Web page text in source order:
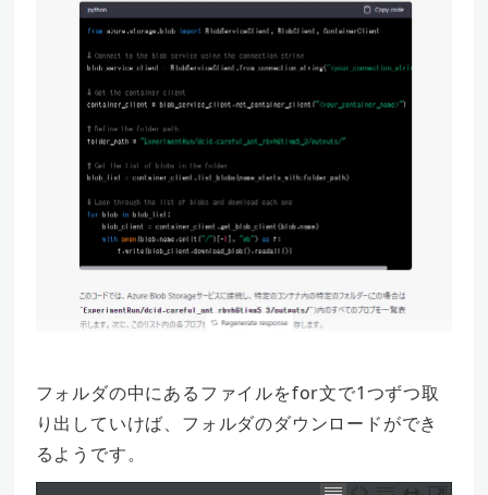
フォルダの中にあるファイルをfor文で1つずつ取
り出していけば、フォルダのダウンロードができ
るようです。